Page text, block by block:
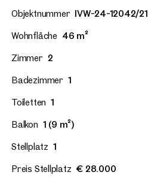
Objektnummer IVW-24-12042/21
Wohnfläche 46 m²
Zimmer 2
Badezimmer 1
Toiletten 1
Balkon 1 (9 m²)
Stellplatz 1
Preis Stellplatz € 28.000